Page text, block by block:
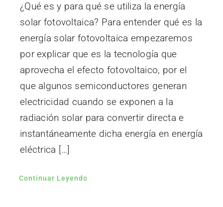
¿Qué es y para qué se utiliza la energía
solar fotovoltaica? Para entender qué es la
energía solar fotovoltaica empezaremos
por explicar que es la tecnología que
aprovecha el efecto fotovoltaico, por el
que algunos semiconductores generan
electricidad cuando se exponen a la
radiación solar para convertir directa e
instantáneamente dicha energía en energía
eléctrica […]
Continuar Leyendo